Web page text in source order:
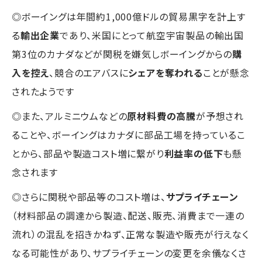
◎ボーイングは年間約1,000億ドルの貿易黒字を計上す
る輸出企業であり、米国にとって航空宇宙製品の輸出国
第3位のカナダなどが関税を嫌気しボーイングからの購
入を控え、競合のエアバスにシェアを奪われることが懸念
されたようです
◎また、アルミニウムなどの原材料費の高騰が予想され
ることや、ボーイングはカナダに部品工場を持っているこ
とから、部品や製造コスト増に繋がり利益率の低下も懸
念されます
◎さらに関税や部品等のコスト増は、サプライチェーン
（材料部品の調達から製造、配送、販売、消費まで一連の
流れ）の混乱を招きかねず、正常な製造や販売が行えなく
なる可能性があり、サプライチェーンの変更を余儀なくさ